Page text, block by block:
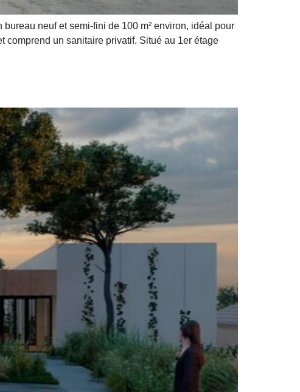
neuf et semi-fini de 100 m² environ, idéal pour
comprend un sanitaire privatif. Situé au 1er étage